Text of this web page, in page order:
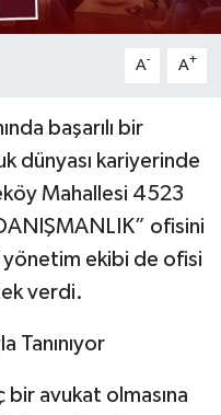
A- A+
başarılı bir
dünyası kariyerinde
Mahallesi 4523
ofisini
yönetim ekibi de ofisi
verdi.
Tanınıyor
bir avukat olmasına